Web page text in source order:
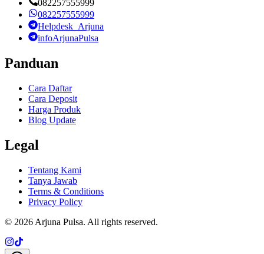
082257555999
082257555999
Helpdesk_Arjuna
infoArjunaPulsa
Panduan
Cara Daftar
Cara Deposit
Harga Produk
Blog Update
Legal
Tentang Kami
Tanya Jawab
Terms & Conditions
Privacy Policy
© 2026 Arjuna Pulsa. All rights reserved.